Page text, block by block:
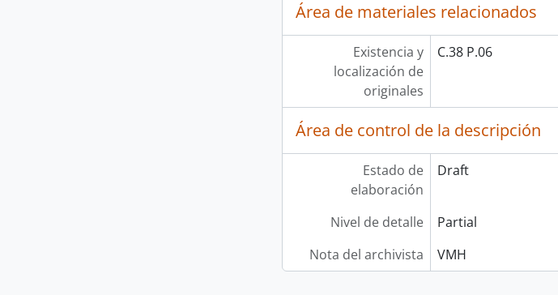
Área de materiales relacionados
Existencia y
localización de
originales
C.38 P.06
Área de control de la descripción
Estado de
elaboración
Draft
Nivel de detalle
Partial
Nota del archivista
VMH